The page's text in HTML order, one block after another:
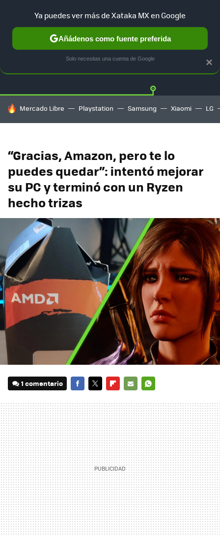
Twitter
HOY SE HABLA DE
Mercado Libre Playstation Samsung Xiaomi LG
“Gracias, Amazon, pero te lo
puedes quedar”: intentó mejorar
su PC y terminó con un Ryzen
hecho trizas
1 comentario
MAIL
×
Ya puedes ver más de Xataka MX en Google
Añádenos como fuente preferida
Solo necesitas una cuenta de Google